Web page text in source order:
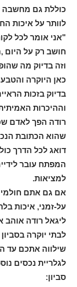
כוללת גם מחשבה
לוותר על איכות
"אני אומר לכל
חושב רק על היום
וזה בדיוק מה
כאן היוקרה
בדיוק בזכות
וההיכרות
רודה הפך לאדם
שהוא הכתובת
דואג לכל הדרך
המפתח עובר
למציאות.
אם גם אתם
על-זמני, איכות
שילווה אתכם עד הגשמת
לגלריית נכסים
סביון: